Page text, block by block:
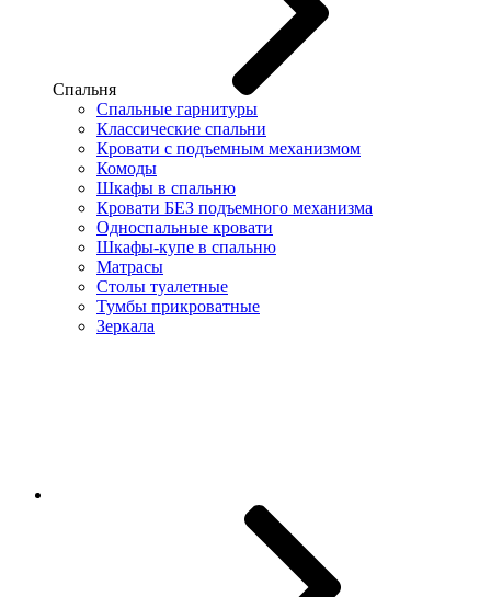
Спальня
Спальные гарнитуры
Классические спальни
Кровати с подъемным механизмом
Комоды
Шкафы в спальню
Кровати БЕЗ подъемного механизма
Односпальные кровати
Шкафы-купе в спальню
Матрасы
Столы туалетные
Тумбы прикроватные
Зеркала